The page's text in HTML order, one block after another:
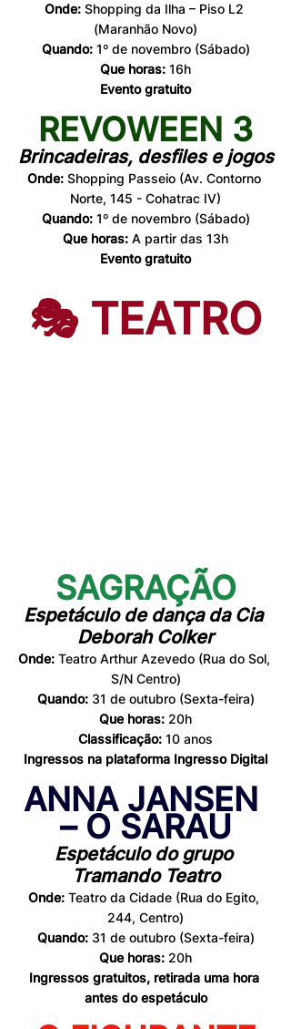
Onde: Shopping da Ilha – Piso L2
(Maranhão Novo)
Quando: 1º de novembro (Sábado)
Que horas: 16h
Evento gratuito
REVOWEEN 3
Brincadeiras, desfiles e jogos
Onde: Shopping Passeio (Av. Contorno
Norte, 145 - Cohatrac IV)
Quando: 1º de novembro (Sábado)
Que horas: A partir das 13h
Evento gratuito
🎭 TEATRO
SAGRAÇÃO
Espetáculo de dança da Cia
Deborah Colker
Onde: Teatro Arthur Azevedo (Rua do Sol,
S/N Centro)
Quando: 31 de outubro (Sexta-feira)
Que horas: 20h
Classificação: 10 anos
Ingressos na plataforma Ingresso Digital
ANNA JANSEN
– O SARAU
Espetáculo do grupo
Tramando Teatro
Onde: Teatro da Cidade (Rua do Egito,
244, Centro)
Quando: 31 de outubro (Sexta-feira)
Que horas: 20h
Ingressos gratuitos, retirada uma hora
antes do espetáculo